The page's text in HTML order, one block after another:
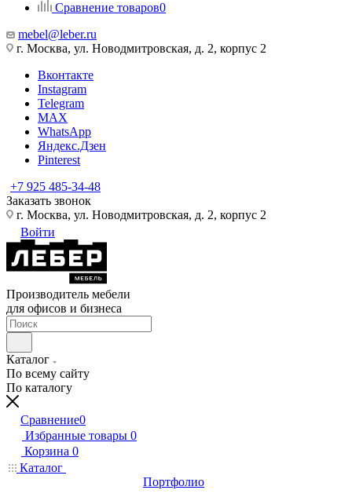
Сравнение товаров0
mebel@leber.ru
г. Москва, ул. Новодмитровская, д. 2, корпус 2
Вконтакте
Instagram
Telegram
MAX
WhatsApp
Яндекс.Дзен
Pinterest
+7 925 485-34-48
Заказать звонок
г. Москва, ул. Новодмитровская, д. 2, корпус 2
Войти
Производитель мебели
для офисов и бизнеса
Каталог
По всему сайту
По каталогу
Сравнение0
Избранные товары 0
Корзина 0
Каталог
Портфолио